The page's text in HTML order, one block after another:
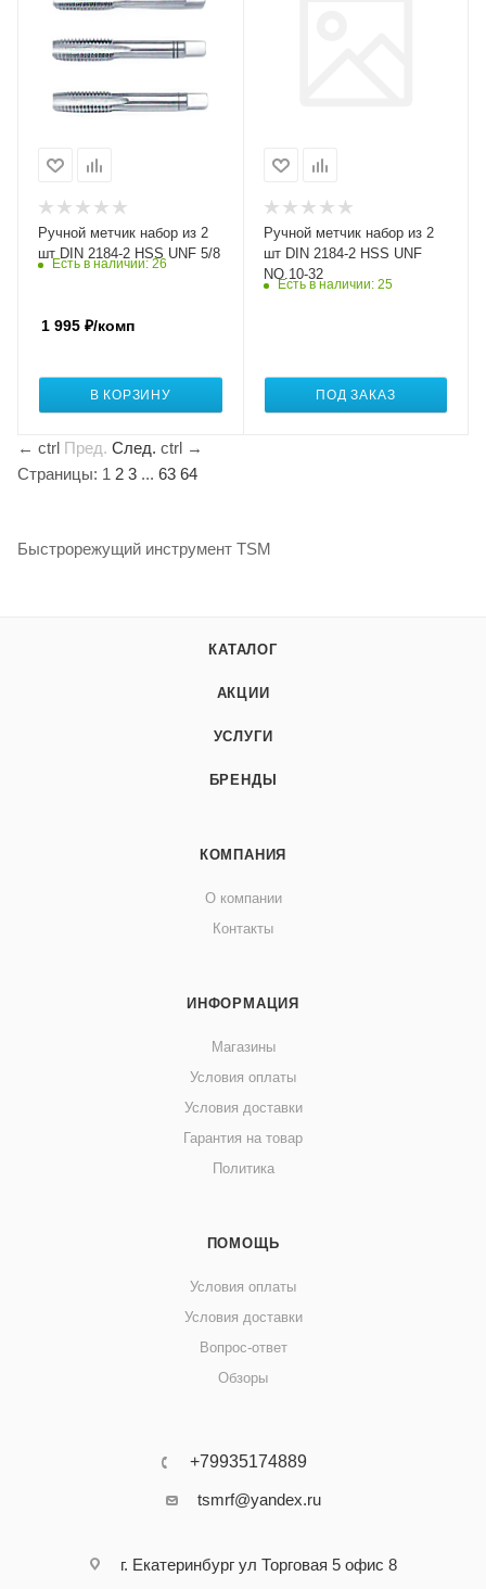
Ручной метчик набор из 2
шт DIN 2184-2 HSS UNF 5/8
Есть в наличии: 26
1 995 ₽/комп
В КОРЗИНУ
Ручной метчик набор из 2
шт DIN 2184-2 HSS UNF
NO.10-32
Есть в наличии: 25
ПОД ЗАКАЗ
← ctrl Пред. След. ctrl →
Страницы: 1 2 3 ... 63 64
Быстрорежущий инструмент TSM
КАТАЛОГ
АКЦИИ
УСЛУГИ
БРЕНДЫ
КОМПАНИЯ
О компании
Контакты
ИНФОРМАЦИЯ
Магазины
Условия оплаты
Условия доставки
Гарантия на товар
Политика
ПОМОЩЬ
Условия оплаты
Условия доставки
Вопрос-ответ
Обзоры
+79935174889
tsmrf@yandex.ru
г. Екатеринбург ул Торговая 5 офис 8